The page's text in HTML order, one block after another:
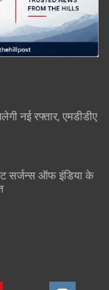
नई रफ्तार, एमडीडीए
सर्जन्स ऑफ इंडिया के